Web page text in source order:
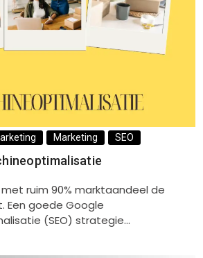
Marketing SEO
ruim 90% marktaandeel de
Een goede Google
(SEO) strategie…